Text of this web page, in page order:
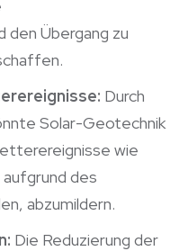
den Übergang zu
Durch
Solar-Geotechnik
wie
des
abzumildern.
Die Reduzierung der